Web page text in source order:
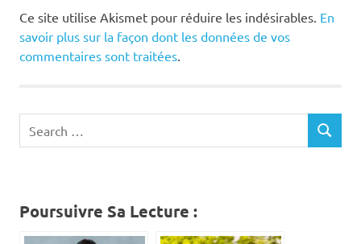
Ce site utilise Akismet pour réduire les indésirables. En
savoir plus sur la façon dont les données de vos
commentaires sont traitées
for:
SEARCH
Poursuivre Sa Lecture :